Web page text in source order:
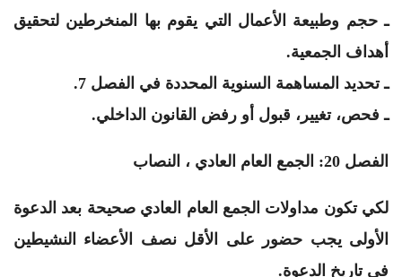
ـ حجم وطبيعة الأعمال التي يقوم بها المنخرطين لتحقيق
أهداف الجمعية.
ـ تحديد المساهمة السنوية المحددة في الفصل 7.
ـ فحص، تغيير، قبول أو رفض القانون الداخلي.
الفصل 20: الجمع العام العادي ، النصاب
لكي تكون مداولات الجمع العام العادي صحيحة بعد الدعوة
الأولى يجب حضور على الأقل نصف الأعضاء النشيطين
في تاريخ الدعوة.